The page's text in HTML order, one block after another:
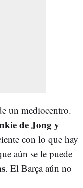
un mediocentro.
de Jong y
con lo que hay
aún se le puede
. El Barça aún no